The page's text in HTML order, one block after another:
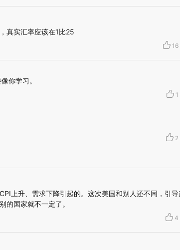
真实汇率应该在1比25
16
你学习。
1
2
上升、需求下降引起的。这次美国和别人还不同，引导
的国家就不一定了。
4